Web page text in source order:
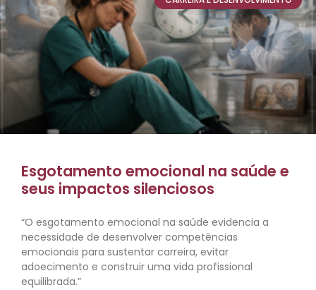
Esgotamento emocional na saúde e
seus impactos silenciosos
“O esgotamento emocional na saúde evidencia a
necessidade de desenvolver competências
emocionais para sustentar carreira, evitar
adoecimento e construir uma vida profissional
equilibrada.”